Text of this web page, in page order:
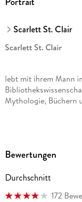
Scarlett St. Clair
Scarlett St. Clair
lebt mit ihrem Mann
Mythologie, Büchern
Bewertungen
Durchschnitt
172